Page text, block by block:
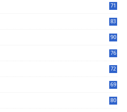
71
83
90
76
72
69
80